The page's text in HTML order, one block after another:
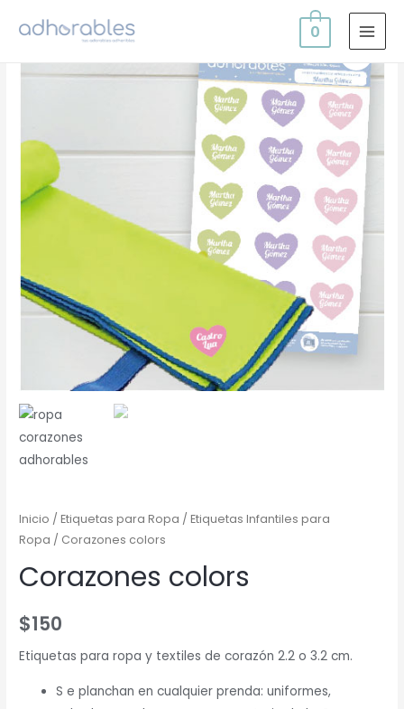
0
Inicio /Etiquetas para Ropa /Etiquetas Infantiles para
Ropa / Corazones colors
Corazones colors
$150
Etiquetas para ropa y textiles de corazón 2.2 o 3.2 cm.
S e planchan en cualquier prenda: uniformes,